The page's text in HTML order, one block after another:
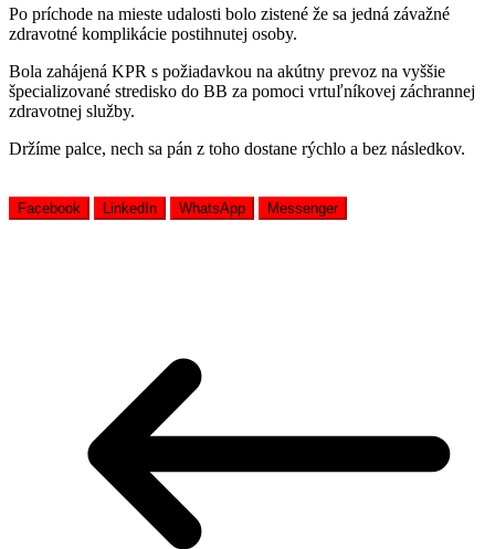
Po príchode na mieste udalosti bolo zistené že sa jedná závažné
zdravotné komplikácie postihnutej osoby.
Bola zahájená KPR s požiadavkou na akútny prevoz na vyššie
špecializované stredisko do BB za pomoci vrtuľníkovej záchrannej
zdravotnej služby.
Držíme palce, nech sa pán z toho dostane rýchlo a bez následkov.
Facebook LinkedIn WhatsApp Messenger